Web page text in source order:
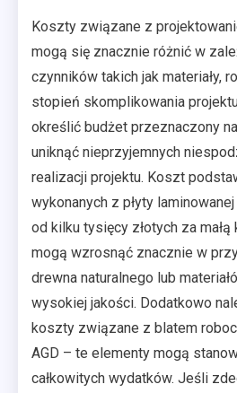
Koszty związane z
mogą się znacznie różnić w
czynników takich jak materiały,
stopień skomplikowania
określić budżet przeznaczony
uniknąć nieprzyjemnych
realizacji projektu. Koszt
wykonanych z płyty
od kilku tysięcy złotych za małą
mogą wzrosnąć znacznie w
drewna naturalnego lub
wysokiej jakości. Dodatkowo
koszty związane z blatem
AGD – te elementy mogą
całkowitych wydatków. Jeśli